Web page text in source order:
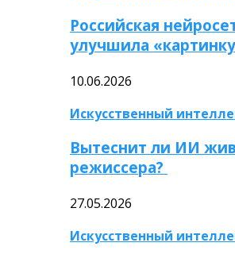
Российская
улучшила
10.06.2026
Искусственный
Вытеснит ли ИИ
режиссера?
27.05.2026
Искусственный